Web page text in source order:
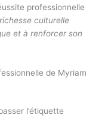
professionnelle
culturelle
et à renforcer son
de Myriam
l’étiquette